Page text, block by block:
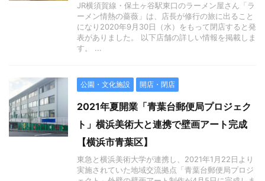
JR横須賀線・保土ヶ谷駅東口のラーメン屋さん「ラ
ーメン情熱の薔薇」は、店長が修行の旅に出ること
になり2020年9月30日（水）をもって閉店すると発
表がありました。 以下店舗の詳しい情報を掲載しま
す。 ...
公園・文化施設 開店・閉店
2021年夏開業「青葉台郵便局プロジェク
ト」横浜美術大と連携で壁画アート完成
【横浜市青葉区】
東急と横浜美術大学が連携し、2021年1月22日より
実施されていた地域交流拠点「青葉台郵便局プロジ